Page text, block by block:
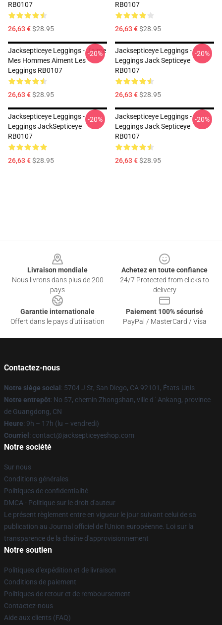
RB0107
26,63 €$28.95
RB0107
26,63 €$28.95
Jacksepticeye Leggings - J'aime
Mes Hommes Aiment Les
Leggings RB0107
26,63 €$28.95
-20%
Jacksepticeye Leggings -
Leggings Jack Septiceye
RB0107
26,63 €$28.95
-20%
Jacksepticeye Leggings -
Leggings JackSepticeye
RB0107
26,63 €$28.95
-20%
Jacksepticeye Leggings -
Leggings Jack Septiceye
RB0107
26,63 €$28.95
-20%
Livraison mondiale
Nous livrons dans plus de 200
pays
Achetez en toute confiance
24/7 Protected from clicks to
delivery
Garantie internationale
Offert dans le pays d'utilisation
Paiement 100% sécurisé
PayPal / MasterCard / Visa
Contactez-nous
Notre siège social : 5704 J St, San Diego, CA 92101, États-Unis
Notre entrepôt: No 57, chemin Zhongshan, ville d ' Ankang, province
de Guangdong, CN
Heure: 9h – 17h (lu – vendredi)
Courriel : contact@jacksepticeyeshop.com
Notre société
Sur nous
Conditions générales
Politiques de confidentialité
DMCA - Politique sur le droit d'auteur
Le présent règlement entre en vigueur le jour suivant celui de sa
publication au Journal officiel de l'Union européenne. Loi sur la
transparence de la chaîne d'approvisionnement
Notre soutien
Politiques d'expédition et de livraison
Conditions de paiement
Politiques de retour et de remboursement
Contactez-nous
Aide aux clients (FAQ)